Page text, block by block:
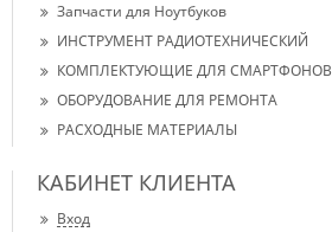
Запчасти для Ноутбуков
ИНСТРУМЕНТ РАДИОТЕХНИЧЕСКИЙ
КОМПЛЕКТУЮЩИЕ ДЛЯ СМАРТФОНОВ
ОБОРУДОВАНИЕ ДЛЯ РЕМОНТА
РАСХОДНЫЕ МАТЕРИАЛЫ
КАБИНЕТ КЛИЕНТА
Вход